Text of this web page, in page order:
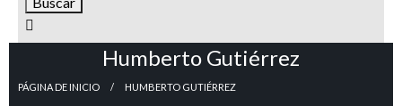
Humberto Gutiérrez
PÁGINA DE INICIO HUMBERTO GUTIÉRREZ